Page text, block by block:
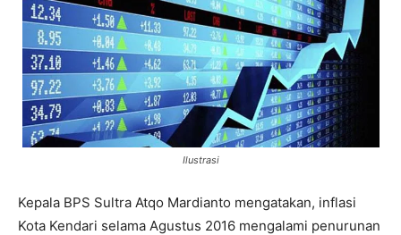
Ilustrasi
Kepala BPS Sultra Atqo Mardianto mengatakan, inflasi
Kota Kendari selama Agustus 2016 mengalami penurunan